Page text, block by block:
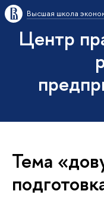
Высшая школа
Центр
Тема